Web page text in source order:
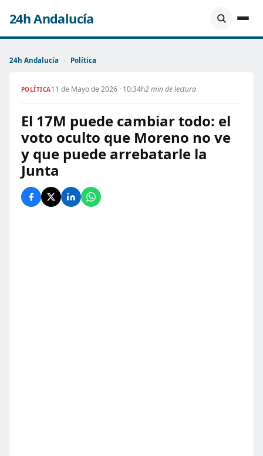
24h Andalucía
24h Andalucía › Política
POLÍTICA11 de Mayo de 2026 · 10:34h2 min de lectura
El 17M puede cambiar todo: el
voto oculto que Moreno no ve
y que puede arrebatarle la
Junta